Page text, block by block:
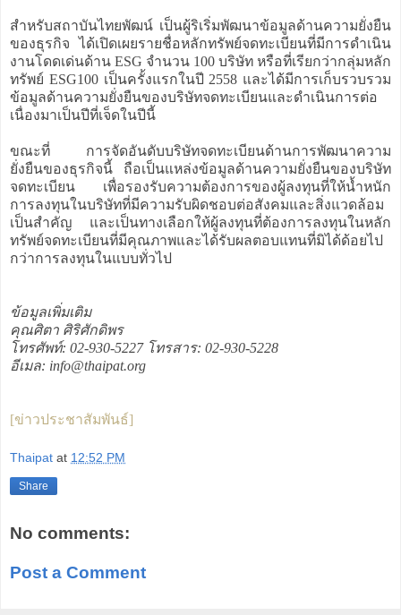
สำหรับสถาบันไทยพัฒน์ เป็นผู้ริเริ่มพัฒนาข้อมูลด้านความยั่งยืน
ของธุรกิจ ได้เปิดเผยรายชื่อหลักทรัพย์จดทะเบียนที่มีการดำเนิน
งานโดดเด่นด้าน ESG จำนวน 100 บริษัท หรือที่เรียกว่ากลุ่มหลัก
ทรัพย์ ESG100 เป็นครั้งแรกในปี 2558 และได้มีการเก็บรวบรวม
ข้อมูลด้านความยั่งยืนของบริษัทจดทะเบียนและดำเนินการต่อ
เนื่องมาเป็นปีที่เจ็ดในปีนี้
ขณะที่ การจัดอันดับบริษัทจดทะเบียนด้านการพัฒนาความ
ยั่งยืนของธุรกิจนี้ ถือเป็นแหล่งข้อมูลด้านความยั่งยืนของบริษัท
จดทะเบียน เพื่อรองรับความต้องการของผู้ลงทุนที่ให้น้ำหนัก
การลงทุนในบริษัทที่มีความรับผิดชอบต่อสังคมและสิ่งแวดล้อม
เป็นสำคัญ และเป็นทางเลือกให้ผู้ลงทุนที่ต้องการลงทุนในหลัก
ทรัพย์จดทะเบียนที่มีคุณภาพและได้รับผลตอบแทนที่มิได้ด้อยไป
กว่าการลงทุนในแบบทั่วไป
ข้อมูลเพิ่มเติม
คุณศิตา ศิริศักดิพร
โทรศัพท์: 02-930-5227 โทรสาร: 02-930-5228
อีเมล: info@thaipat.org
[ข่าวประชาสัมพันธ์]
Thaipat at 12:52 PM
Share
No comments:
Post a Comment